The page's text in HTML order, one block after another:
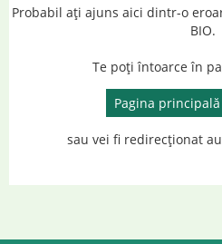
Probabil ați ajuns aici dintr-o
BIO.
Te poți întoarce în
Pagina
sau vei fi redirecționat